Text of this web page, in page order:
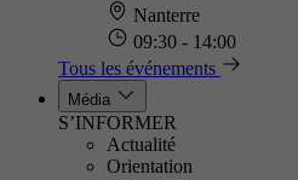
Nanterre
09:30 - 14:00
Tous les événements
Média
S’INFORMER
Actualité
Orientation